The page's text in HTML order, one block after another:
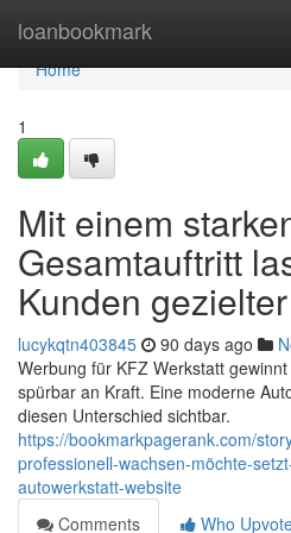
loanbookmark
Home
Home
1
Mit einem
Gesamtauftritt
Kunden
lucykqtn403845 90 days ago
Werbung für KFZ Werkstatt
spürbar an Kraft. Eine moderne
diesen Unterschied sichtbar.
https://bookmarkpagerank.com/
professionell-wachsen-möchte-
autowerkstatt-website
Comments
Who